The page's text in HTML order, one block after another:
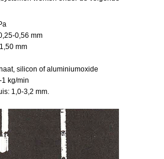
0,56 mm
mm
silicon of aluminiumoxide
kg/min
1,0-3,2 mm.